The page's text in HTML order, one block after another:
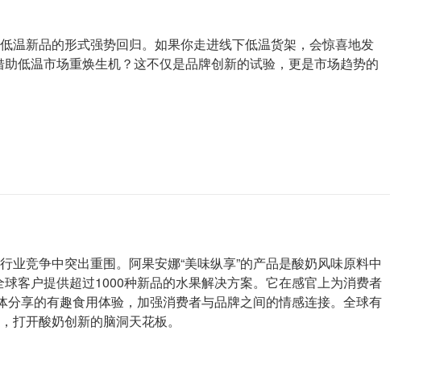
温新品的形式强势回归。如果你走进线下低温货架，会惊喜地发
低温市场重焕生机？这不仅是品牌创新的试验，更是市场趋势的
竞争中突出重围。阿果安娜“美味纵享”的产品是酸奶风味原料中
客户提供超过1000种新品的水果解决方案。它在感官上为消费者
享的有趣食用体验，加强消费者与品牌之间的情感连接。全球有
打开酸奶创新的脑洞天花板。